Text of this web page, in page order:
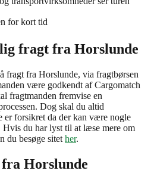
for kort tid
fragt fra Horslunde
fragt fra Horslunde, via fragtbørsen
være godkendt af Cargomatch
fragtmanden fremvise en
Dog skal du altid
er forsikret da der kan være nogle
du har lyst til at læse mere om
du besøge sitet her.
Horslunde